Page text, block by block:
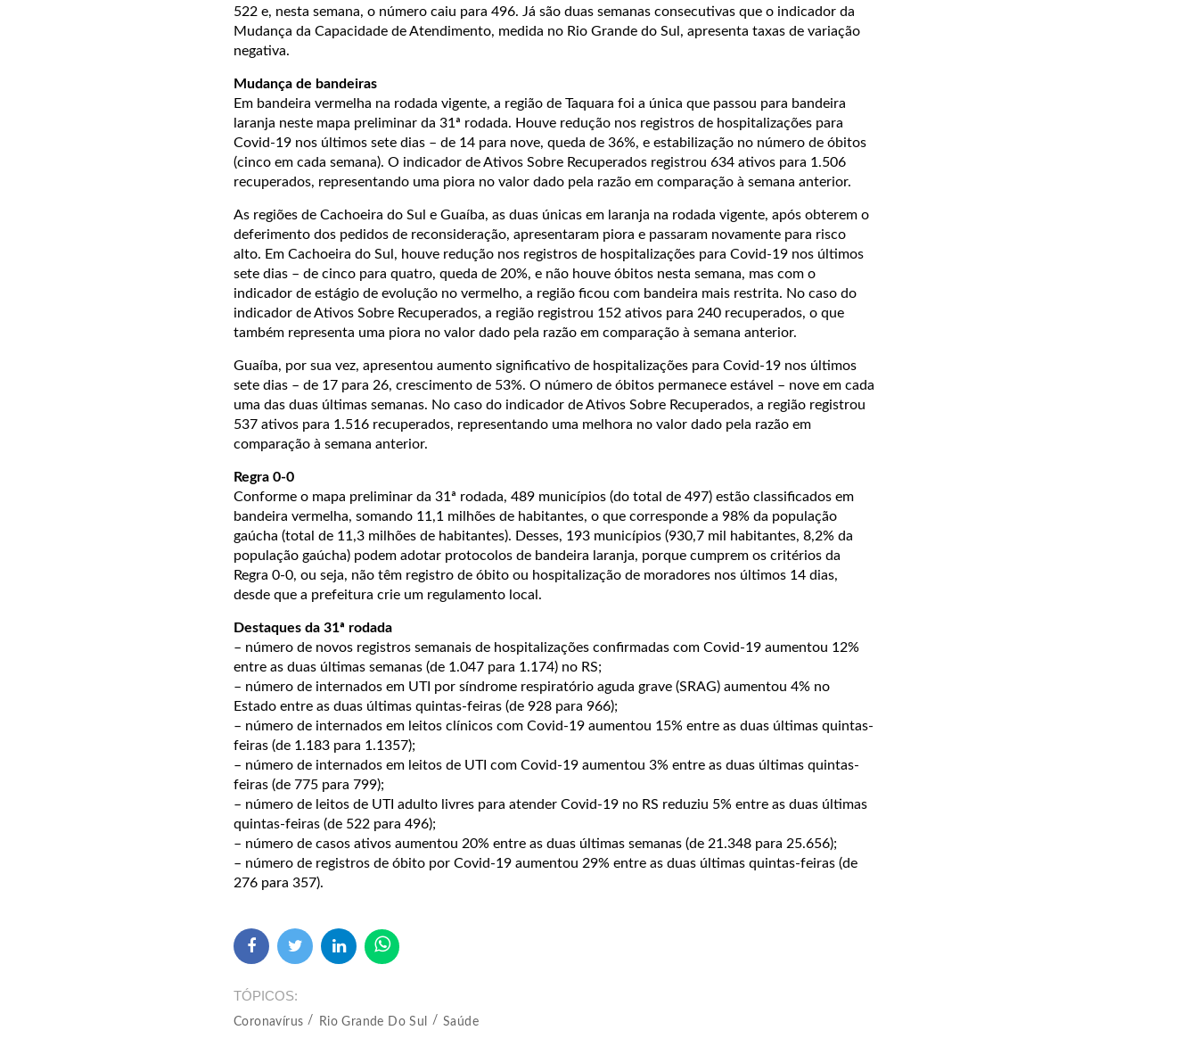
522 e, nesta semana, o número caiu para 496. Já são duas semanas consecutivas que o indicador da
Mudança da Capacidade de Atendimento, medida no Rio Grande do Sul, apresenta taxas de variação
negativa.
Mudança de bandeiras
Em bandeira vermelha na rodada vigente, a região de Taquara foi a única que passou para bandeira
laranja neste mapa preliminar da 31ª rodada. Houve redução nos registros de hospitalizações para
Covid-19 nos últimos sete dias – de 14 para nove, queda de 36%, e estabilização no número de óbitos
(cinco em cada semana). O indicador de Ativos Sobre Recuperados registrou 634 ativos para 1.506
recuperados, representando uma piora no valor dado pela razão em comparação à semana anterior.
As regiões de Cachoeira do Sul e Guaíba, as duas únicas em laranja na rodada vigente, após obterem o
deferimento dos pedidos de reconsideração, apresentaram piora e passaram novamente para risco
alto. Em Cachoeira do Sul, houve redução nos registros de hospitalizações para Covid-19 nos últimos
sete dias – de cinco para quatro, queda de 20%, e não houve óbitos nesta semana, mas com o
indicador de estágio de evolução no vermelho, a região ficou com bandeira mais restrita. No caso do
indicador de Ativos Sobre Recuperados, a região registrou 152 ativos para 240 recuperados, o que
também representa uma piora no valor dado pela razão em comparação à semana anterior.
Guaíba, por sua vez, apresentou aumento significativo de hospitalizações para Covid-19 nos últimos
sete dias – de 17 para 26, crescimento de 53%. O número de óbitos permanece estável – nove em cada
uma das duas últimas semanas. No caso do indicador de Ativos Sobre Recuperados, a região registrou
537 ativos para 1.516 recuperados, representando uma melhora no valor dado pela razão em
comparação à semana anterior.
Regra 0-0
Conforme o mapa preliminar da 31ª rodada, 489 municípios (do total de 497) estão classificados em
bandeira vermelha, somando 11,1 milhões de habitantes, o que corresponde a 98% da população
gaúcha (total de 11,3 milhões de habitantes). Desses, 193 municípios (930,7 mil habitantes, 8,2% da
população gaúcha) podem adotar protocolos de bandeira laranja, porque cumprem os critérios da
Regra 0-0, ou seja, não têm registro de óbito ou hospitalização de moradores nos últimos 14 dias,
desde que a prefeitura crie um regulamento local.
Destaques da 31ª rodada
– número de novos registros semanais de hospitalizações confirmadas com Covid-19 aumentou 12%
entre as duas últimas semanas (de 1.047 para 1.174) no RS;
– número de internados em UTI por síndrome respiratório aguda grave (SRAG) aumentou 4% no
Estado entre as duas últimas quintas-feiras (de 928 para 966);
– número de internados em leitos clínicos com Covid-19 aumentou 15% entre as duas últimas quintas-
feiras (de 1.183 para 1.1357);
– número de internados em leitos de UTI com Covid-19 aumentou 3% entre as duas últimas quintas-
feiras (de 775 para 799);
– número de leitos de UTI adulto livres para atender Covid-19 no RS reduziu 5% entre as duas últimas
quintas-feiras (de 522 para 496);
– número de casos ativos aumentou 20% entre as duas últimas semanas (de 21.348 para 25.656);
– número de registros de óbito por Covid-19 aumentou 29% entre as duas últimas quintas-feiras (de
276 para 357).
TÓPICOS
Coronavírus Rio Grande Do Sul Saúde